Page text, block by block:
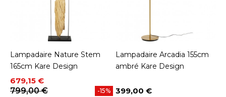
Lampadaire Nature Stem
165cm Kare Design
Prix
679,15 €
Prix de base
799,00 €
-15%
Lampadaire Arcadia 155cm
ambré Kare Design
Prix
399,00 €